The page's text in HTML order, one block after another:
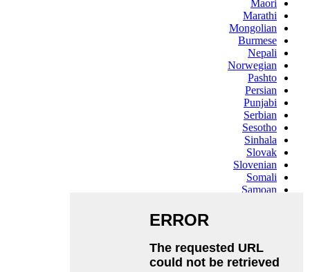
Maori
Marathi
Mongolian
Burmese
Nepali
Norwegian
Pashto
Persian
Punjabi
Serbian
Sesotho
Sinhala
Slovak
Slovenian
Somali
Samoan
Swahili
Tajik